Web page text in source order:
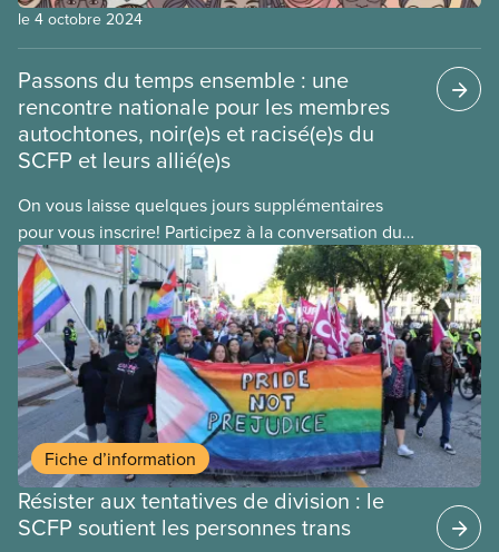
le 4 octobre 2024
Passons du temps ensemble : une
rencontre nationale pour les membres
autochtones, noir(e)s et racisé(e)s du
SCFP et leurs allié(e)s
On vous laisse quelques jours supplémentaires
pour vous inscrire! Participez à la conversation du
SCFP pour faire avancer le mouvement antiraciste.
Inscrivez-vous avant le 27 avril à cette importante
rencontre virtuelle.
Fiche d’information
Résister aux tentatives de division : le
SCFP soutient les personnes trans